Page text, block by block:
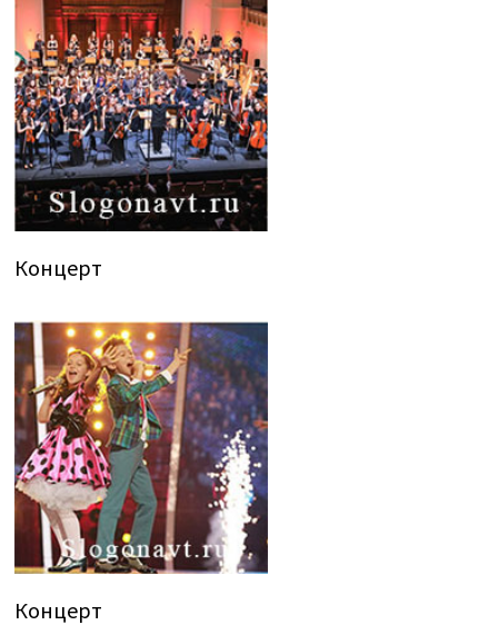
Концерт
Концерт